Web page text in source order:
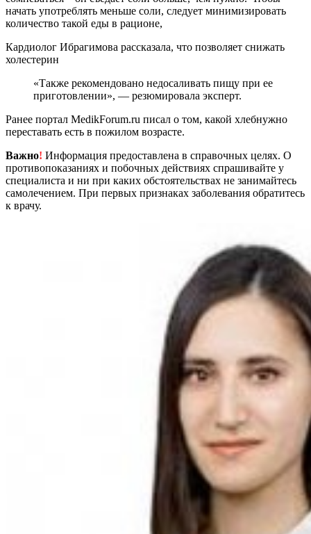
начать употреблять меньше соли, следует минимизировать
количество такой еды в рационе,
Кардиолог Ибрагимова рассказала, что позволяет снижать
холестерин
«Также рекомендовано недосаливать пищу при ее
приготовлении», — резюмировала эксперт.
Ранее портал MedikForum.ru писал о том, какой хлебнужно
переставать есть в пожилом возрасте.
Важно! Информация предоставлена в справочных целях. О
противопоказаниях и побочных действиях спрашивайте у
специалиста и ни при каких обстоятельствах не занимайтесь
самолечением. При первых признаках заболевания обратитесь
к врачу.